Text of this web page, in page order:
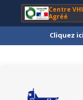
Centre
Agréé
Cliquez